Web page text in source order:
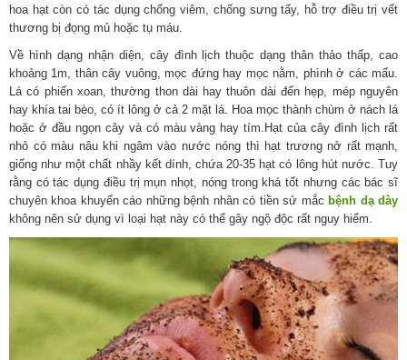
hoa hạt còn có tác dụng chống viêm, chống sưng tấy, hỗ trợ điều trị vết
thương bị đọng mủ hoặc tụ máu.
Về hình dạng nhận diện, cây đình lịch thuộc dạng thân thảo thấp, cao
khoảng 1m, thân cây vuông, mọc đứng hay mọc nằm, phình ở các mấu.
Lá có phiến xoan, thường thon dài hay thuôn dài đến hẹp, mép nguyên
hay khía tai bèo, có ít lông ở cả 2 mặt lá. Hoa mọc thành chùm ở nách lá
hoặc ở đầu ngọn cây và có màu vàng hay tím.Hạt của cây đình lịch rất
nhỏ có màu nâu khi ngâm vào nước nóng thì hạt trương nở rất mạnh,
giống như một chất nhầy kết dính, chứa 20-35 hạt có lông hút nước. Tuy
rằng có tác dụng điều trị mụn nhọt, nóng trong khá tốt nhưng các bác sĩ
chuyên khoa khuyến cáo những bệnh nhân có tiền sử mắcbệnh dạ dày
không nên sử dụng vì loại hạt này có thể gây ngộ độc rất nguy hiểm.